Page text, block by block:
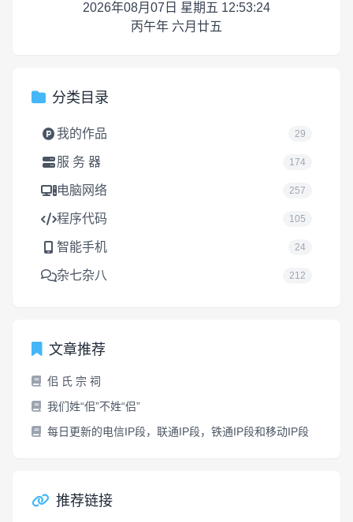
2026年08月07日 星期五 12:53:24
丙午年 六月廿五
分类目录
我的作品 29
服 务 器 174
电脑网络 257
程序代码 105
智能手机 24
杂七杂八 212
文章推荐
佀 氏 宗 祠
我们姓“佀”不姓“侣”
每日更新的电信IP段，联通IP段，铁通IP段和移动IP段
推荐链接